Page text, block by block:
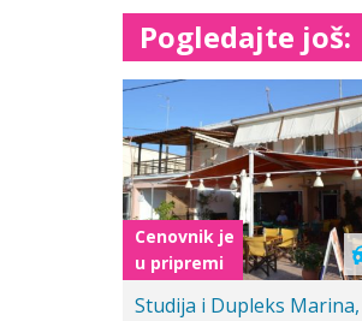
Pogledajte još:
-10%
Vila Panorama, Pefki